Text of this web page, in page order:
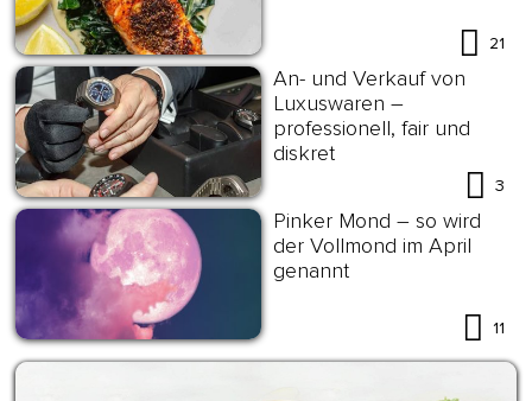
21
An- und Verkauf von
Luxuswaren –
professionell, fair und
diskret
3
Pinker Mond – so wird
der Vollmond im April
genannt
11